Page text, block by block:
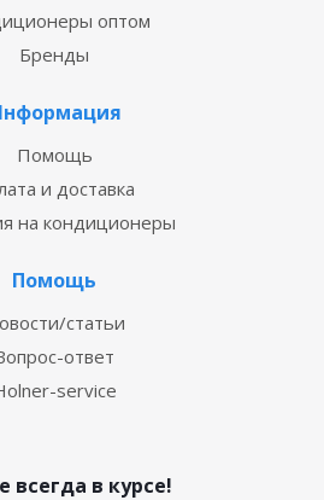
оптом
Бренды
Помощь
и доставка
на кондиционеры
Помощь
статьи
ответ
service
всегда в курсе!